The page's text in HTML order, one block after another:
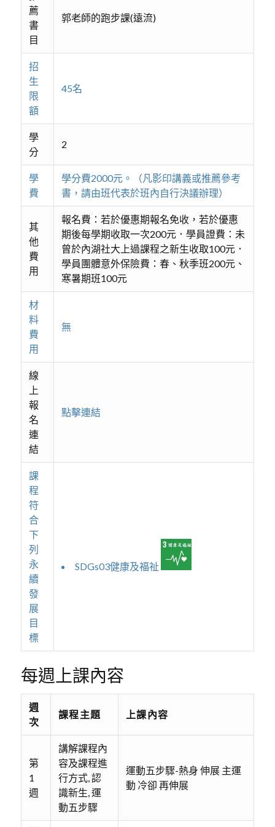
薦
書
目
郭老師的跑步課(遠流)
招
生
限
額
45名
學
分
2
學
費
學分費2000元。（凡影印講義或推薦參考
書，請由班代表於班內自行決議辦理）
其
他
費
用
報名費：若於優惠期報名免收，若於優惠
期後每學期收取一次200元．學員證費：未
曾於內湖社大上過課程之新生收取100元．
學員團體意外保險費：春、秋季班200元、
寒暑期班100元
材
料
費
用
無
線
上
報
名
連
結
點擊連結
課
程
符
合
下
列
永
續
發
展
目
標
SDGs03健康及福祉
每週上課內容
週
次
課程主題 上課內容
第
1
週
講解課程內
容及課程進
行方式, 認
識新生, 運
動五步驟
運動五步驟-熱身 伸展 主運
動 冷卻 再伸展